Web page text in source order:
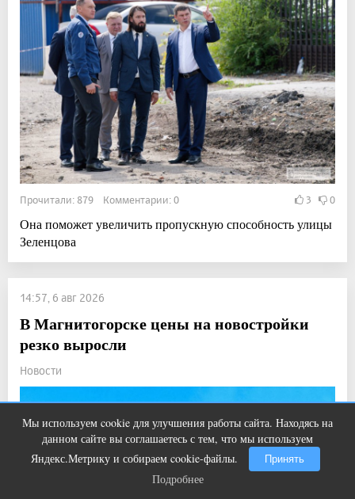
Прочитали: 879 Комментарии: 0 3 0
Она поможет увеличить пропускную способность улицы
Зеленцова
14:57, 6 авг 2026
В Магнитогорске цены на новостройки
резко выросли
Новости
Мы используем cookie для улучшения работы сайта. Находясь на
данном сайте вы соглашаетесь с тем, что мы используем
Яндекс.Метрику и собираем cookie-файлы.
Принять
Подробнее
Ржу не переставая, это видео
пересмотришь не раз
Подробнее